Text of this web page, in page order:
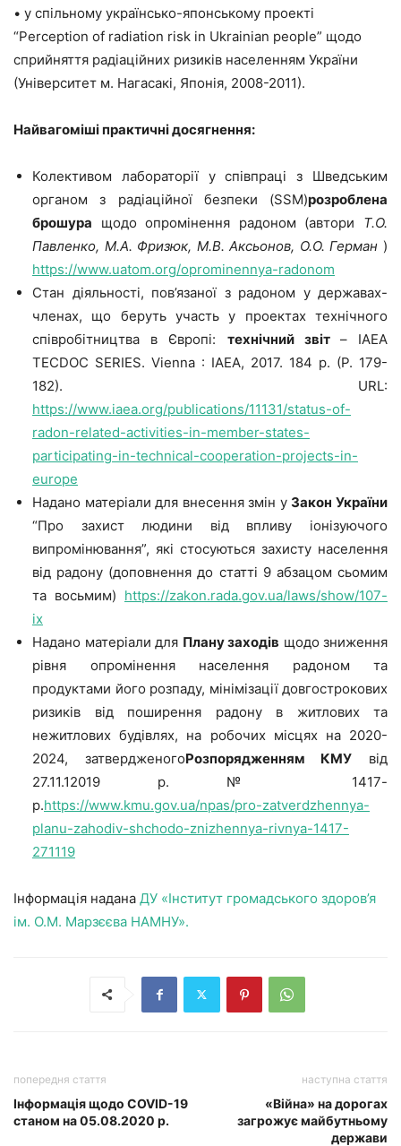
• у спільному українсько-японському проекті
“Perception of radiation risk in Ukrainian people” щодо
сприйняття радіаційних ризиків населенням України
(Університет м. Нагасакі, Японія, 2008-2011).
Найвагоміші практичні досягнення:
Колективом лабораторії у співпраці з Шведським
органом з радіаційної безпеки (SSM)розроблена
брошура щодо опромінення радоном (автори Т.О.
Павленко, М.А. Фризюк, М.В. Аксьонов, О.О. Герман )
https://www.uatom.org/oprominennya-radonom
Стан діяльності, пов’язаної з радоном у державах-
членах, що беруть участь у проектах технічного
співробітництва в Європі: технічний звіт – IAEA
TECDOC SERIES. Vienna : IAEA, 2017. 184 p. (P. 179-
182). URL:
https://www.iaea.org/publications/11131/status-of-
radon-related-activities-in-member-states-
participating-in-technical-cooperation-projects-in-
europe
Надано матеріали для внесення змін у Закон України
“Про захист людини від впливу іонізуючого
випромінювання”, які стосуються захисту населення
від радону (доповнення до статті 9 абзацом сьомим
та восьмим) https://zakon.rada.gov.ua/laws/show/107-
ix
Надано матеріали для Плану заходів щодо зниження
рівня опромінення населення радоном та
продуктами його розпаду, мінімізації довгострокових
ризиків від поширення радону в житлових та
нежитлових будівлях, на робочих місцях на 2020-
2024, затвердженогоРозпорядженням КМУ від
27.11.12019 р. № 1417-
р.https://www.kmu.gov.ua/npas/pro-zatverdzhennya-
planu-zahodiv-shchodo-znizhennya-rivnya-1417-
271119
Інформація надана ДУ «Інститут громадського здоров’я
ім. О.М. Марзєєва НАМНУ».
попередня стаття
Інформація щодо COVID-19
станом на 05.08.2020 р.
наступна стаття
«Війна» на дорогах
загрожує майбутньому
держави